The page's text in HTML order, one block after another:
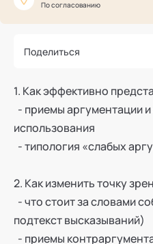
По согласованию
Поделиться
1. Как эффективно
- приемы аргументации
использования
- типология «слабых
2. Как изменить точку
- что стоит за словами
подтекст высказываний)
- приемы
Профессионалам